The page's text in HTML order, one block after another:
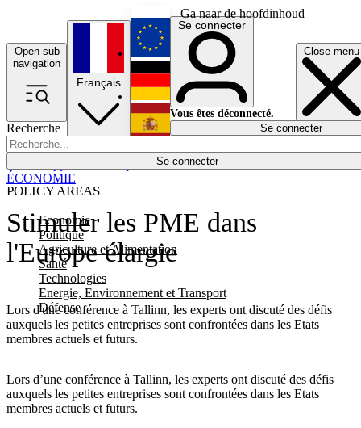
Ga naar de hoofdinhoud
Open sub
navigation
Close menu
Recherche
Se connecter
POLICY AREAS
Economie
Politique
Agriculture et Alimentation
Santé
Technologies
Energie, Environnement et Transport
Défense
Économie
Français
English
Deutsch
Español
Se connecter
Vous êtes déconnecté.
Se connecter
Stimuler les PME dans
l'Europe élargie
Lors d'une conférence à Tallinn, les experts ont discuté des défis
auxquels les petites entreprises sont confrontées dans les Etats
membres actuels et futurs.
ÉCONOMIE
Lors d’une conférence à Tallinn, les experts ont discuté des défis
auxquels les petites entreprises sont confrontées dans les Etats
membres actuels et futurs.